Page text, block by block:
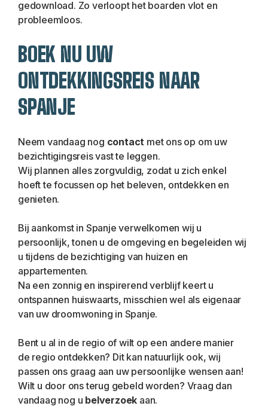
gedownload. Zo verloopt het boarden vlot en
probleemloos.
BOEK NU UW
ONTDEKKINGSREIS NAAR
SPANJE
Neem vandaag nog contact met ons op om uw
bezichtigingsreis vast te leggen.
Wij plannen alles zorgvuldig, zodat u zich enkel
hoeft te focussen op het beleven, ontdekken en
genieten.
Bij aankomst in Spanje verwelkomen wij u
persoonlijk, tonen u de omgeving en begeleiden wij
u tijdens de bezichtiging van huizen en
appartementen.
Na een zonnig en inspirerend verblijf keert u
ontspannen huiswaarts, misschien wel als eigenaar
van uw droomwoning in Spanje.
Bent u al in de regio of wilt op een andere manier
de regio ontdekken? Dit kan natuurlijk ook, wij
passen ons graag aan uw persoonlijke wensen aan!
Wilt u door ons terug gebeld worden? Vraag dan
vandaag nog u belverzoek aan.